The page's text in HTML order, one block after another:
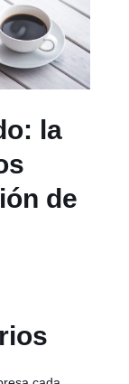
la
de